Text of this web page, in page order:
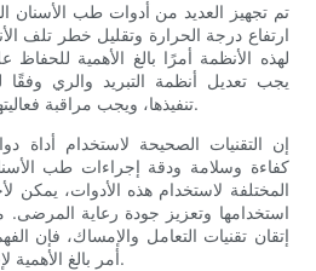
تم تجهيز العديد من أدوات طب الأسنان
ارتفاع درجة الحرارة وتقليل خطر تلف
لهذه الأنظمة أمرًا بالغ الأهمية
يجب تعديل أنظمة التبريد والري وفقًا
تنفيذها، ويجب مراقبة فعاليتها بانتظام لضمان الأداء الأمثل.
إن التقنيات الصحيحة لاستخدام أداة
كفاءة وسلامة ودقة إجراءات طب
المختلفة لاستخدام هذه الأدوات،
استخدامها وتعزيز جودة رعاية المرضى.
إتقان تقنيات التعامل والإمساك، فإن
أمر بالغ الأهمية لإجراءات طب الأسنان الناجحة.